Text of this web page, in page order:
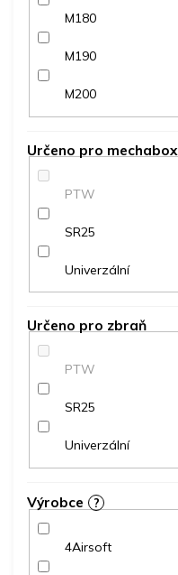
M180
M190
M200
Určeno pro mechabox
PTW
SR25
Univerzální
Určeno pro zbraň
PTW
SR25
Univerzální
Výrobce ?
4Airsoft